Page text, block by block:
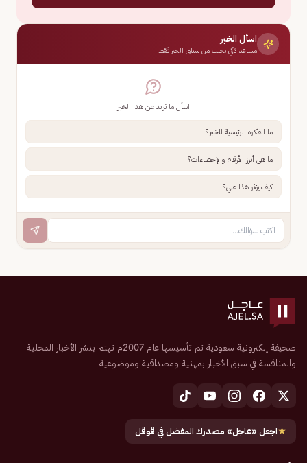
اسأل الخبر
مساعد ذكي يجيب من سياق الخبر فقط
اسأل ما تريد عن هذا الخبر
ما الفكرة الرئيسية للخبر؟
ما هي أبرز الأرقام والإحصاءات؟
كيف يؤثر هذا علي؟
صحيفة إلكترونية سعودية تم تأسيسها عام 2007م تهتم بنشر الأخبار المحلية
والمنافسة في سبق الأخبار بمهنية ومصداقية وموضوعية
★اجعل «عاجل» مصدرك المفضل في قوقل